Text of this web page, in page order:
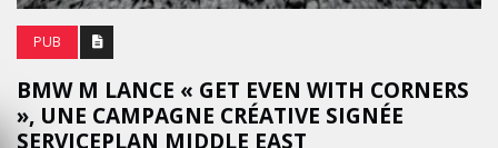
PUB
BMW M LANCE « GET EVEN WITH CORNERS
», UNE CAMPAGNE CRÉATIVE SIGNÉE
SERVICEPLAN MIDDLE EAST